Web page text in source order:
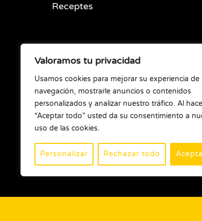
Valoramos tu privacidad
Usamos cookies para mejorar su experiencia de
navegación, mostrarle anuncios o contenidos
personalizados y analizar nuestro tráfico. Al
“Aceptar todo” usted da su consentimiento a
uso de las cookies.
Personalizar Rechazar todo
Receptes